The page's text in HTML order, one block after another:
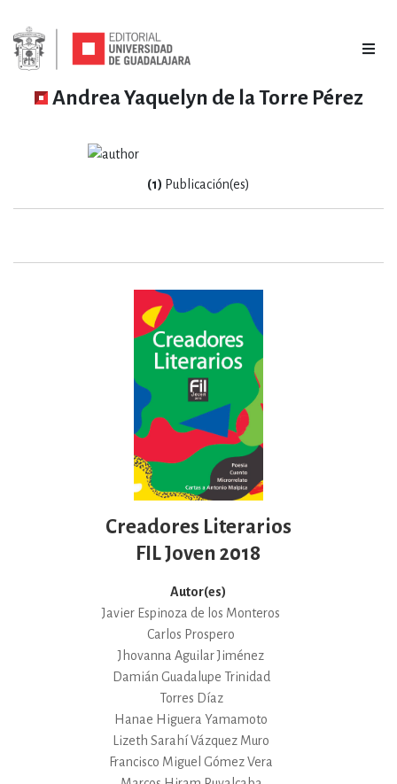
Andrea Yaquelyn de la Torre Pérez
(1) Publicación(es)
Creadores Literarios
FIL Joven 2018
Autor(es)
Javier Espinoza de los Monteros
Carlos Prospero
Jhovanna Aguilar Jiménez
Damián Guadalupe Trinidad
Torres Díaz
Hanae Higuera Yamamoto
Lizeth Sarahí Vázquez Muro
Francisco Miguel Gómez Vera